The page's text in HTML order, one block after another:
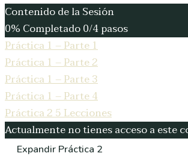
Contenido de la Sesión
0% Completado0/4 pasos
Práctica 1 – Parte 1
Práctica 1 – Parte 2
Práctica 1 – Parte 3
Práctica 1 – Parte 4
Práctica 25 Lecciones
Actualmente no tienes acceso a este
Expandir Práctica 2